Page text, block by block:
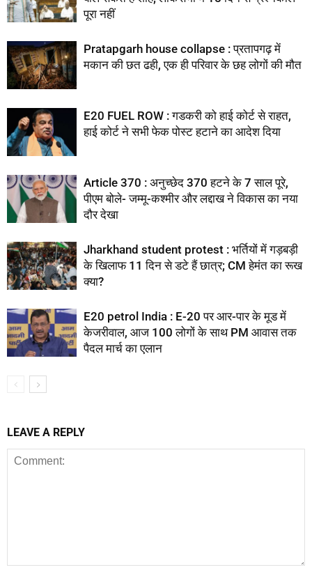
पूरा नहीं
Pratapgarh house collapse : प्रतापगढ़ में
मकान की छत ढही, एक ही परिवार के छह लोगों की मौत
E20 FUEL ROW : गडकरी को हाई कोर्ट से राहत,
हाई कोर्ट ने सभी फेक पोस्ट हटाने का आदेश दिया
Article 370 : अनुच्छेद 370 हटने के 7 साल पूरे,
पीएम बोले- जम्मू-कश्मीर और लद्दाख ने विकास का नया
दौर देखा
Jharkhand student protest : भर्तियों में गड़बड़ी
के खिलाफ 11 दिन से डटे हैं छात्र; CM हेमंत का रूख
क्या?
E20 petrol India : E-20 पर आर-पार के मूड में
केजरीवाल, आज 100 लोगों के साथ PM आवास तक
पैदल मार्च का एलान
LEAVE A REPLY